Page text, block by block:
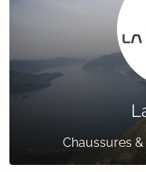
Chaussures